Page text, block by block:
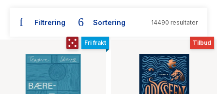
The Housemaid
Filtrering Sortering 14490 resultater
Fri frakt Tilbud